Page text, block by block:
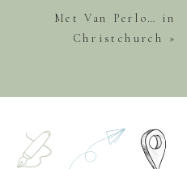
Met Van Perlo… in
Christchurch
»